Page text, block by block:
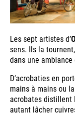
Les sept artistes d’
sens. Ils la
dans une
D’acrobaties en
mains à mains ou
acrobates distillent
autant lâcher